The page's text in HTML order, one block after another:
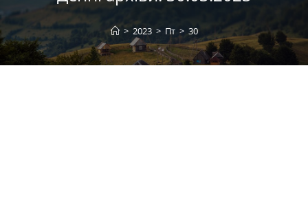
> 2023 > Пт > 30